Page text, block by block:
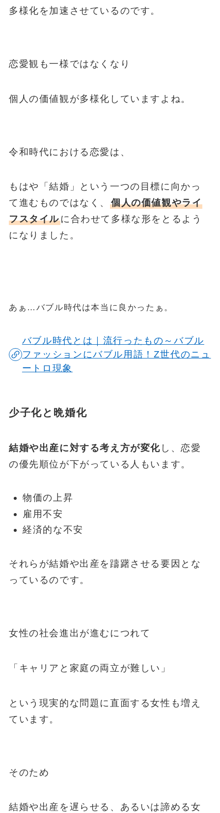
多様化を加速させているのです。
恋愛観も一様ではなくなり
個人の価値観が多様化していますよね。
令和時代における恋愛は、
もはや「結婚」という一つの目標に向かっ
て進むものではなく、個人の価値観やライ
フスタイルに合わせて多様な形をとるよう
になりました。
あぁ…バブル時代は本当に良かったぁ。
バブル時代とは｜流行ったもの～バブル
ファッションにバブル用語！Z世代のニュ
ートロ現象
少子化と晩婚化
結婚や出産に対する考え方が変化 し、恋愛
の優先順位が下がっている人もいます。
物価の上昇
雇用不安
経済的な不安
それらが結婚や出産を躊躇させる要因とな
っているのです。
女性の社会進出が進むにつれて
「キャリアと家庭の両立が難しい」
という現実的な問題に直面する女性も増え
ています。
そのため
結婚や出産を遅らせる、あるいは諦める女